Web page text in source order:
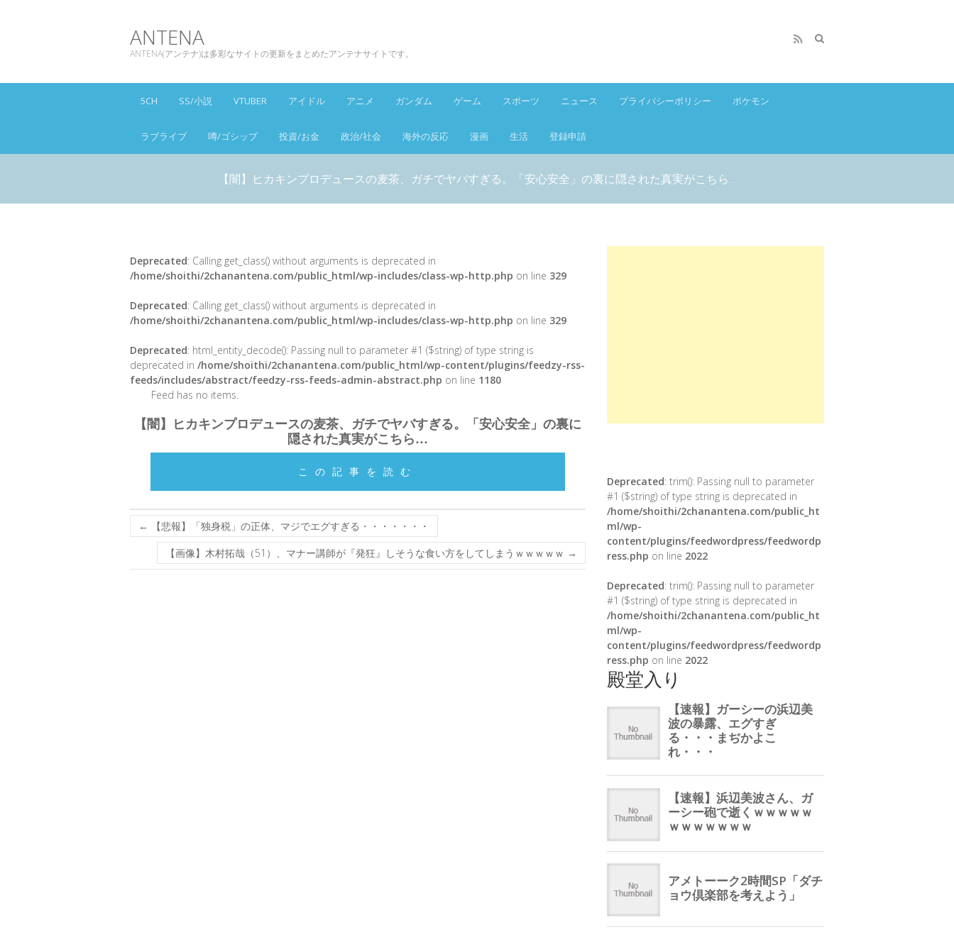
ANTENA
ANTENA(アンテナ)は多彩なサイトの更新をまとめたアンテナサイトです。
5CH SS/小説 VTUBER アイドル アニメ ガンダム ゲーム スポーツ ニュース プライバシーポリシー ポケモン
ラブライブ 噂/ゴシップ 投資/お金 政治/社会 海外の反応 漫画 生活 登録申請
【闇】ヒカキンプロデュースの麦茶、ガチでヤバすぎる。「安心安全」の裏に隠された真実がこちら…
Deprecated: Calling get_class() without arguments is deprecated in
/home/shoithi/2chanantena.com/public_html/wp-includes/class-wp-http.php on line 329
Deprecated: Calling get_class() without arguments is deprecated in
/home/shoithi/2chanantena.com/public_html/wp-includes/class-wp-http.php on line 329
Deprecated: html_entity_decode(): Passing null to parameter #1 ($string) of type string is
deprecated in /home/shoithi/2chanantena.com/public_html/wp-content/plugins/feedzy-rss-
feeds/includes/abstract/feedzy-rss-feeds-admin-abstract.php on line 1180
Feed has no items.
【闇】ヒカキンプロデュースの麦茶、ガチでヤバすぎる。「安心安全」の裏に
隠された真実がこちら…
この記事を読む
←
【悲報】「独身税」の正体、マジでエグすぎる・・・・・・・
【画像】木村拓哉（51）、マナー講師が『発狂』しそうな食い方をしてしまうｗｗｗｗｗ →
Deprecated: trim(): Passing null to parameter
#1 ($string) of type string is deprecated in
/home/shoithi/2chanantena.com/public_ht
ml/wp-
content/plugins/feedwordpress/feedwordp
ress.php on line 2022
Deprecated: trim(): Passing null to parameter
#1 ($string) of type string is deprecated in
/home/shoithi/2chanantena.com/public_ht
ml/wp-
content/plugins/feedwordpress/feedwordp
ress.php on line 2022
殿堂入り